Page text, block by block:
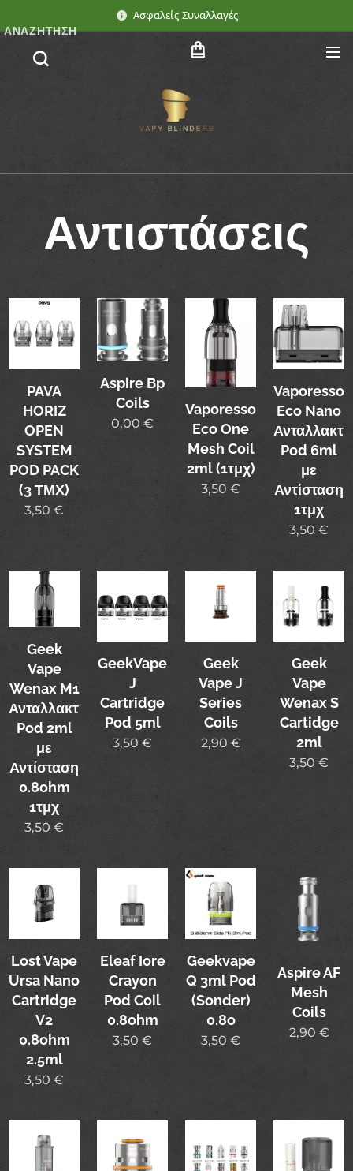
Ασφαλείς Συναλλαγές
ΑΝΑΖΉΤΗΣΗ
Αντιστάσεις
PAVA
HORIZ
OPEN
SYSTEM
POD PACK
(3 ΤΜΧ)
3,50 €
Aspire Bp
Coils
0,00 €
Vaporesso
Eco One
Mesh Coil
2ml (1τμχ)
3,50 €
Vaporesso
Eco Nano
Pod 6ml
με
Αντίσταση
1τμχ
3,50 €
Geek
Vape
Wenax M1
Ανταλλακτικό
Pod 2ml
με
Αντίσταση
0.8ohm
1τμχ
3,50 €
GeekVape
J
Cartridge
Pod 5ml
3,50 €
Geek
Vape J
Series
Coils
2,90 €
Geek
Vape
Wenax S
Cartidge
2ml
3,50 €
Lost Vape
Ursa Nano
Cartridge
V2
0.8ohm
2.5ml
3,50 €
Eleaf Iore
Crayon
Pod Coil
0.8ohm
3,50 €
Geekvape
Q 3ml Pod
(Sonder)
0.8o
3,50 €
Aspire AF
Mesh
Coils
2,90 €